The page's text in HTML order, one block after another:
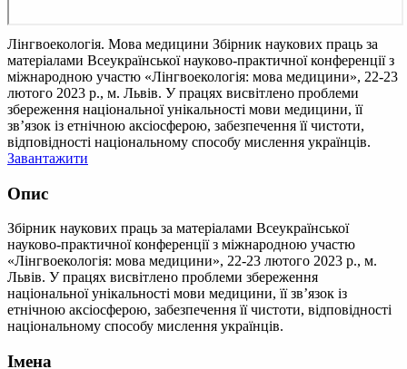
Лінгвоекологія. Мова медицини Збірник наукових праць за
матеріалами Всеукраїнської науково-практичної конференції з
міжнародною участю «Лінгвоекологія: мова медицини», 22-23
лютого 2023 р., м. Львів. У працях висвітлено проблеми
збереження національної унікальності мови медицини, її
зв’язок із етнічною аксіосферою, забезпечення її чистоти,
відповідності національному способу мислення українців.
Завантажити
Опис
Збірник наукових праць за матеріалами Всеукраїнської
науково-практичної конференції з міжнародною участю
«Лінгвоекологія: мова медицини», 22-23 лютого 2023 р., м.
Львів. У працях висвітлено проблеми збереження
національної унікальності мови медицини, її зв’язок із
етнічною аксіосферою, забезпечення її чистоти, відповідності
національному способу мислення українців.
Імена